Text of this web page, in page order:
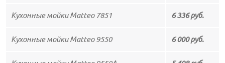
Кухонные мойки Matteo 7851 6 336 руб.
Кухонные мойки Matteo 9550 6 000 руб.